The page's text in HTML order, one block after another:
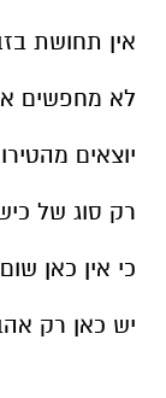
אין תחושת
לא מחפשים
יוצאים
רק סוג של
כי אין כאן
יש כאן רק